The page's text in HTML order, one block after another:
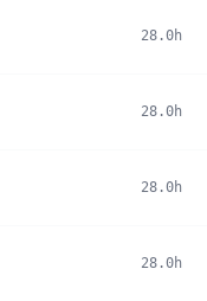
28.0h
28.0h
28.0h
28.0h